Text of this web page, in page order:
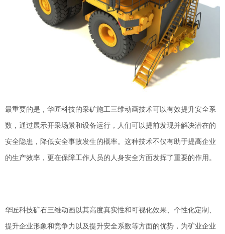
最重要的是，华匠科技的采矿施工三维动画技术可以有效提升安全系
数，通过展示开采场景和设备运行，人们可以提前发现并解决潜在的
安全隐患，降低安全事故发生的概率。这种技术不仅有助于提高企业
的生产效率，更在保障工作人员的人身安全方面发挥了重要的作用。
华匠科技矿石三维动画以其高度真实性和可视化效果、个性化定制、
提升企业形象和竞争力以及提升安全系数等方面的优势，为矿业企业